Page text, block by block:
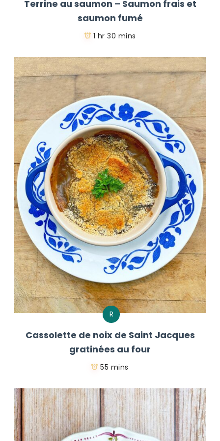
Terrine au saumon – Saumon frais et
saumon fumé
1 hr 30 mins
R
Cassolette de noix de Saint Jacques
gratinées au four
55 mins